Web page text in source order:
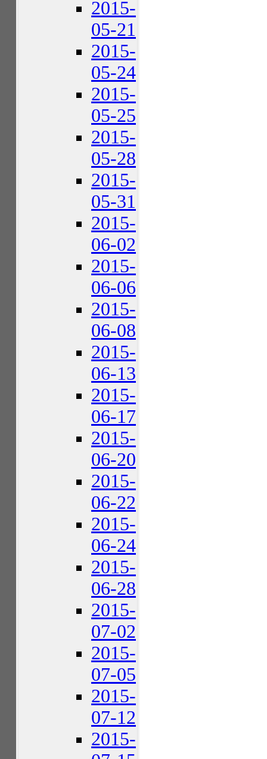
2015-
05-21
2015-
05-24
2015-
05-25
2015-
05-28
2015-
05-31
2015-
06-02
2015-
06-06
2015-
06-08
2015-
06-13
2015-
06-17
2015-
06-20
2015-
06-22
2015-
06-24
2015-
06-28
2015-
07-02
2015-
07-05
2015-
07-12
2015-